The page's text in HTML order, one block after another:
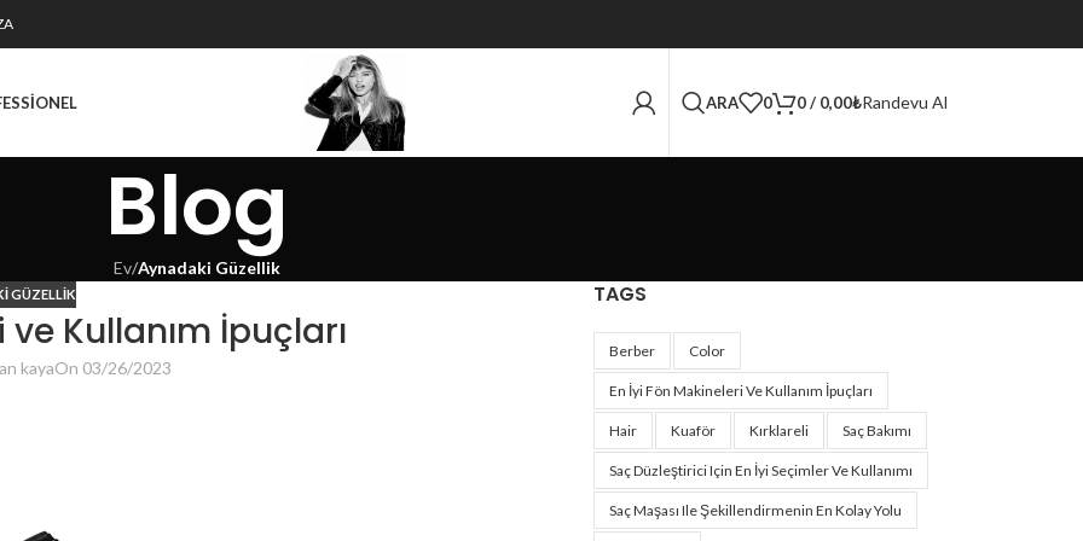
ARA 0 0/ 0,00₺Randevu Al
Blog
Ev/Aynadaki Güzellik
GÜZELLIK
Kullanım İpuçları
kayaOn 03/26/2023
TAGS
Berber Color
En İyi Fön Makineleri Ve Kullanım İpuçları
Hair Kuaför Kırklareli Saç Bakımı
Saç Düzleştirici Için En İyi Seçimler Ve Kullanımı
Saç Maşası Ile Şekillendirmenin En Kolay Yolu